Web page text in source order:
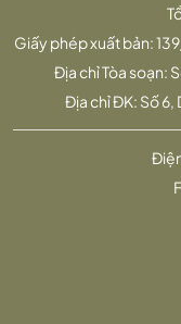
Giấy phép xuất bản:
Địa chỉ Tòa soạn:
Địa chỉ ĐK: Số 6,